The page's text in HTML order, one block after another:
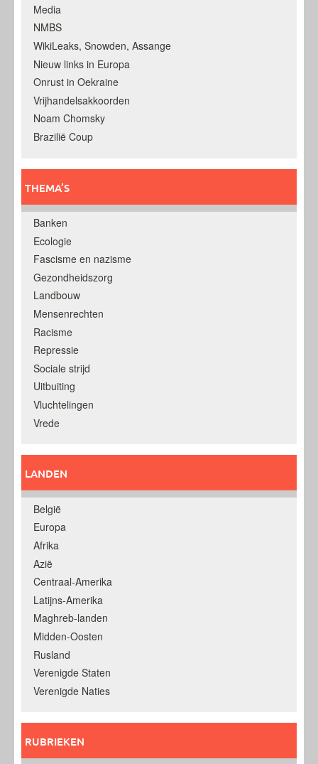
Media
NMBS
WikiLeaks, Snowden, Assange
Nieuw links in Europa
Onrust in Oekraine
Vrijhandelsakkoorden
Noam Chomsky
Brazilië Coup
THEMA’S
Banken
Ecologie
Fascisme en nazisme
Gezondheidszorg
Landbouw
Mensenrechten
Racisme
Repressie
Sociale strijd
Uitbuiting
Vluchtelingen
Vrede
LANDEN
België
Europa
Afrika
Azië
Centraal-Amerika
Latijns-Amerika
Maghreb-landen
Midden-Oosten
Rusland
Verenigde Staten
Verenigde Naties
RUBRIEKEN